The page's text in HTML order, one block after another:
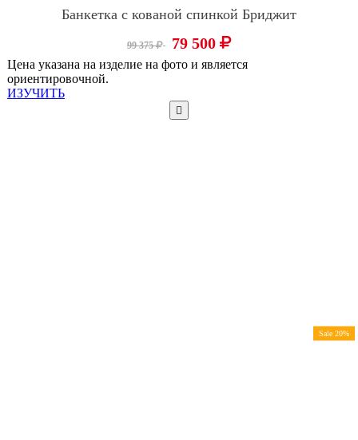
Банкетка с кованой спинкой Бриджит
99 375 79 500
Цена указана на изделие на фото и является
ориентировочной.
ИЗУЧИТЬ
Sale 20%